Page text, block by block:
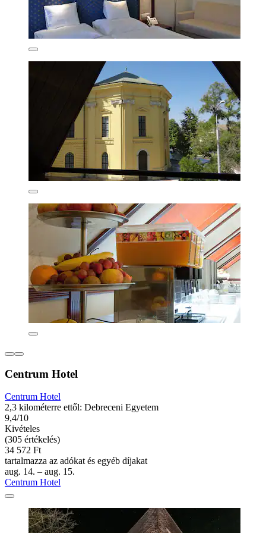
Centrum Hotel
Centrum Hotel
2,3 kilométerre ettől: Debreceni Egyetem
9,4/10
Kivételes
(305 értékelés)
34 572 Ft
tartalmazza az adókat és egyéb díjakat
aug. 14. – aug. 15.
Centrum Hotel